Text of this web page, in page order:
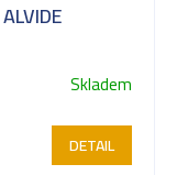
Skladem
DETAIL